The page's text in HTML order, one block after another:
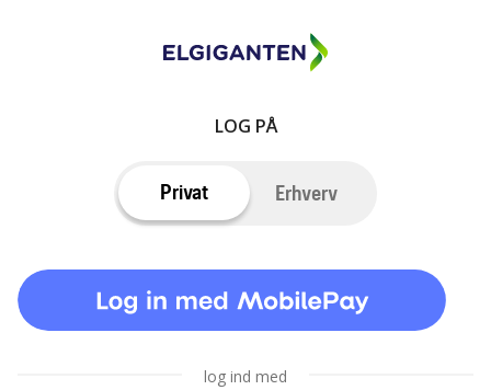
LOG PÅ
Privat Erhverv
log ind med